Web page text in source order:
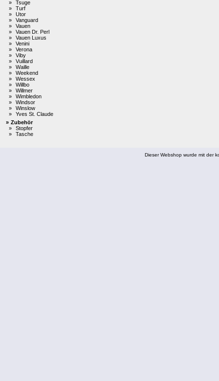
»
Tsuge
»
Turf
»
Utor
»
Vanguard
»
Vauen
»
Vauen Dr. Perl
»
Vauen Luxus
»
Venini
»
Verona
»
Viby
»
Vuillard
»
Waille
»
Weekend
»
Wessex
»
Willbo
»
Willmer
»
Wimbledon
»
Windsor
»
Winslow
»
Yves St. Claude
» Zubehör
»
Stopfer
»
Tasche
Dieser Webshop wurde mit der